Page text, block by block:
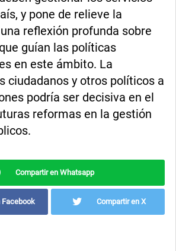
y pone de relieve la
reflexión profunda sobre
guían las políticas
en este ámbito. La
ciudadanos y otros políticos a
podría ser decisiva en el
reformas en la gestión
Compartir en Whatsapp
Facebook Compartir en X